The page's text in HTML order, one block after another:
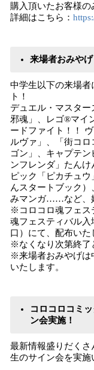
購入頂いたお客様の
詳細はこちら：
来場者おみやげ
中学生以下の来場
ト！
デュエル・マスタ
邪魂」、レゴ®マイ
ードファイト！！
ルヴァ」、「街コ
ゴン」、キャプテ
ンフレンダ」たん
ピック「ピカチュ
んスタートブック
みマンガ……など、
※コロコロ魂フェス
魂フェスティバル入
口）にて、配布いた
※なくなり次第終了
※来場者おみやげは
いたします。
コロコロコミ
ン会実施！
最新情報盛りだく
生のサイン会を実施